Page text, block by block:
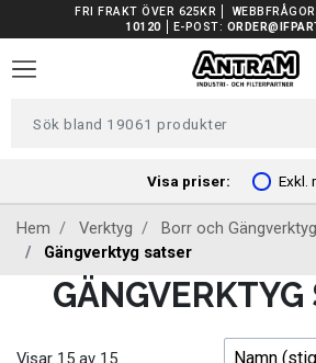
FRI FRAKT ÖVER 625KR
10120
E-POST:
Visa priser: Exkl.
TRUCKAR I LAGER
TUNGA FORDON UNIVERSAL
FORDONSVERKTYG EV
ARBETSPLATSUTRUSTNING
BATTERIER
EL OCH BELYSNING
Hem Verktyg
Borr och Gängverktyg
Gängverktyg satser
GÄNGVERKTYG
Visar 15 av 15 Namn